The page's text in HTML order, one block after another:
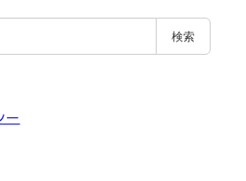
検索
ー